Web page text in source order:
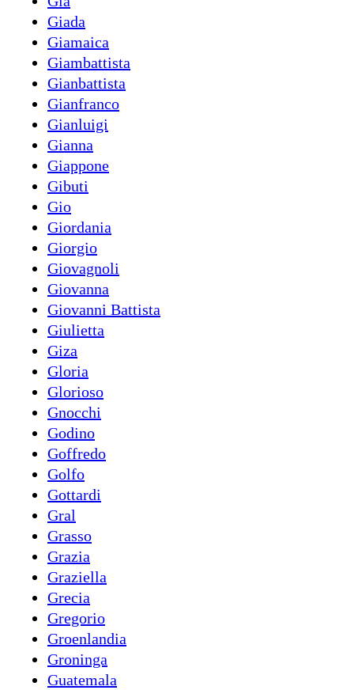
Giada
Giamaica
Giambattista
Gianbattista
Gianfranco
Gianluigi
Gianna
Giappone
Gibuti
Gio
Giordania
Giorgio
Giovagnoli
Giovanna
Giovanni Battista
Giulietta
Giza
Gloria
Glorioso
Gnocchi
Godino
Goffredo
Golfo
Gottardi
Gral
Grasso
Grazia
Graziella
Grecia
Gregorio
Groenlandia
Groninga
Guatemala